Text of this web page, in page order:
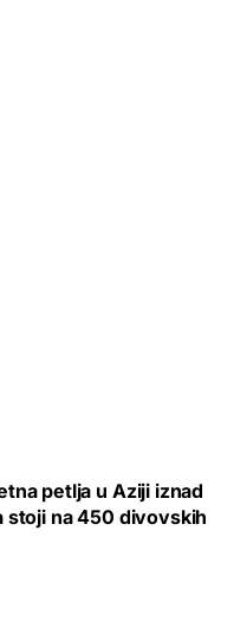
petlja u Aziji iznad
stoji na 450 divovskih